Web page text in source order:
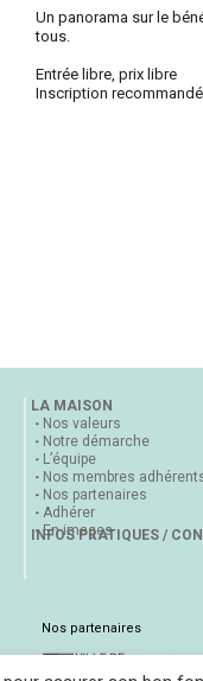
Un panorama sur le
tous.
Entrée libre, prix libre
Inscription
LA MAISON
Nos valeurs
Notre démarche
L’équipe
Nos membres
Nos partenaires
Adhérer
En images
INFOS PRATIQUES /
Nos partenaires